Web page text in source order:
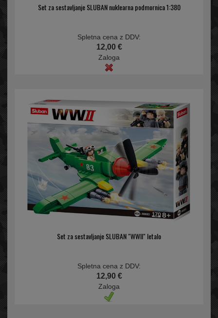
Set za sestavljanje SLUBAN nuklearna podmornica 1:380
Spletna cena z DDV:
12,00 €
Zaloga
Set za sestavljanje SLUBAN "WWII" letalo
Spletna cena z DDV:
12,90 €
Zaloga